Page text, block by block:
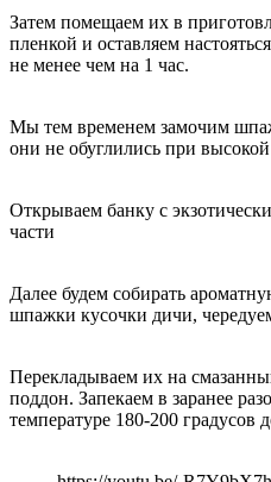
Затем помещаем их в
пленкой и оставляем
не менее чем на 1 час.
Мы тем временем замочим
они не обуглились при
Открываем банку с
части
Далее будем собирать
шпажки кусочки дичи,
Перекладываем их на
поддон. Запекаем в заранее
температуре 180-200 градусов